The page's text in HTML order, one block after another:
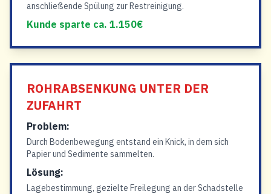
anschließende Spülung zur Restreinigung.
Kunde sparte ca. 1.150€
ROHRABSENKUNG UNTER DER
ZUFAHRT
Problem:
Durch Bodenbewegung entstand ein Knick, in dem sich
Papier und Sedimente sammelten.
Lösung:
Lagebestimmung, gezielte Freilegung an der Schadstelle